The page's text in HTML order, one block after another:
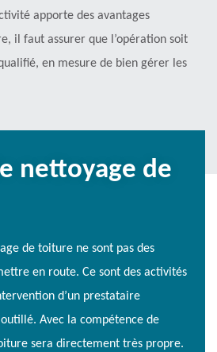
apporte des avantages
il faut assurer que l’opération soit
en mesure de bien gérer les
nettoyage de
de toiture ne sont pas des
en route. Ce sont des activités
d’un prestataire
Avec la compétence de
sera directement très propre.